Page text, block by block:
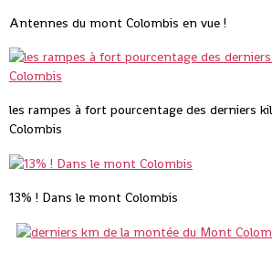
Antennes du mont Colombis en vue !
les rampes à fort pourcentage des derniers
Colombis
13% ! Dans le mont Colombis